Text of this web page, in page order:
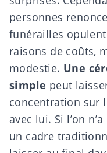
personnes
funérailles
raisons de coûts,
modestie. Une
simple peut
concentration sur
avec lui. Si l’on
un cadre